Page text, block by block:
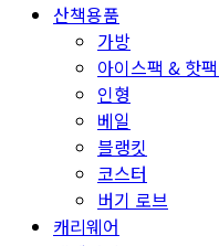
산책용품
가방
아이스팩 & 핫
인형
베일
블랭킷
코스터
버기 로브
캐리웨어